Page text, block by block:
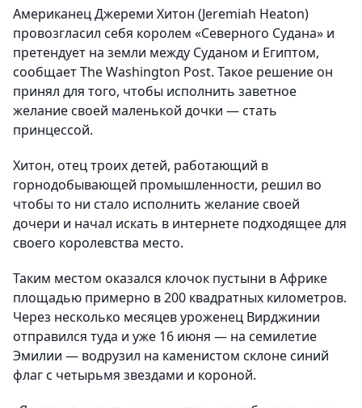
Американец Джереми Хитон (Jeremiah Heaton)
провозгласил себя королем «Северного Судана» и
претендует на земли между Суданом и Египтом,
сообщает The Washington Post. Такое решение он
принял для того, чтобы исполнить заветное
желание своей маленькой дочки — стать
принцессой.
Хитон, отец троих детей, работающий в
горнодобывающей промышленности, решил во
чтобы то ни стало исполнить желание своей
дочери и начал искать в интернете подходящее для
своего королевства место.
Таким местом оказался клочок пустыни в Африке
площадью примерно в 200 квадратных километров.
Через несколько месяцев уроженец Вирджинии
отправился туда и уже 16 июня — на семилетие
Эмилии — водрузил на каменистом склоне синий
флаг с четырьмя звездами и короной.